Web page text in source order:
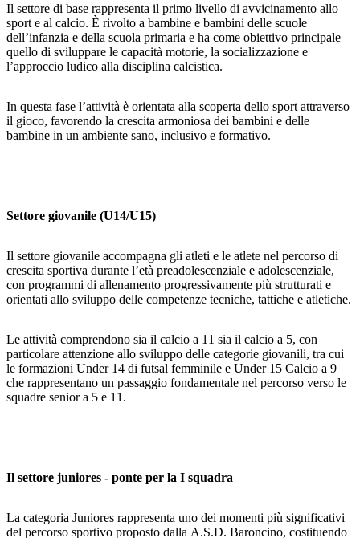
Il settore di base rappresenta il primo livello di avvicinamento allo
sport e al calcio. È rivolto a bambine e bambini delle scuole
dell’infanzia e della scuola primaria e ha come obiettivo principale
quello di sviluppare le capacità motorie, la socializzazione e
l’approccio ludico alla disciplina calcistica.
In questa fase l’attività è orientata alla scoperta dello sport attraverso
il gioco, favorendo la crescita armoniosa dei bambini e delle
bambine in un ambiente sano, inclusivo e formativo.
Settore giovanile (U14/U15)
Il settore giovanile accompagna gli atleti e le atlete nel percorso di
crescita sportiva durante l’età preadolescenziale e adolescenziale,
con programmi di allenamento progressivamente più strutturati e
orientati allo sviluppo delle competenze tecniche, tattiche e atletiche.
Le attività comprendono sia il calcio a 11 sia il calcio a 5, con
particolare attenzione allo sviluppo delle categorie giovanili, tra cui
le formazioni Under 14 di futsal femminile e Under 15 Calcio a 9
che rappresentano un passaggio fondamentale nel percorso verso le
squadre senior a 5 e 11.
Il settore juniores - ponte per la I squadra
La categoria Juniores rappresenta uno dei momenti più significativi
del percorso sportivo proposto dalla A.S.D. Baroncino, costituendo